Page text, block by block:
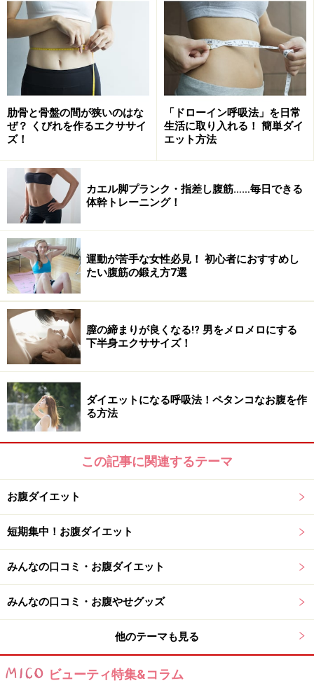
しかも腸腰筋は大きな筋肉なので、鍛えることで基礎代
謝がアップし、全身のダイエットにも効果的。また、少
ない刺激でも鍛えられる筋肉なので、手軽なエクササイ
ズでも大きな効果が得られるという嬉しいパーツなので
す！
ペタンコお腹を完成させる最強エクササイ
ズ！
かり床に突き刺すように座ります。長いつむじをイメー
ジし、背筋を伸ばして、薄いお腹を意識します。両腕を
前に伸ばしたこの姿勢がスタートポジションになりま
肋骨と骨盤の間が狭いのはな
ぜ？ くびれを作るエクササイ
ズ！
「ドローイン呼吸法」を日常
生活に取り入れる！ 簡単ダイ
エット方法
カエル脚プランク・指差し腹筋……毎日できる
体幹トレーニング！
運動が苦手な女性必見！ 初心者におすすめし
たい腹筋の鍛え方7選
膣の締まりが良くなる!? 男をメロメロにする
下半身エクササイズ！
ダイエットになる呼吸法！ペタンコなお腹を作
る方法
この記事に関連するテーマ
お腹ダイエット
短期集中！お腹ダイエット
みんなの口コミ・お腹ダイエット
みんなの口コミ・お腹やせグッズ
他のテーマも見る
ビューティ特集&コラム